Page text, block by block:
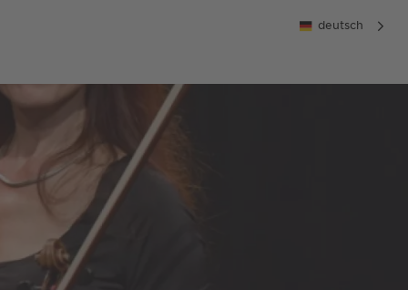
deutsch